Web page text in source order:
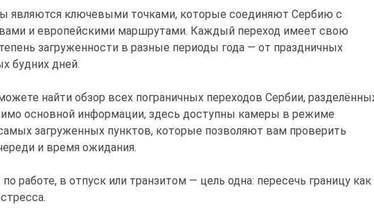
являются ключевыми точками, которые соединяют Сербию с
и европейскими маршрутами. Каждый переход имеет свою
загруженности в разные периоды года — от праздничных
будних дней.
найти обзор всех пограничных переходов Сербии,
основной информации, здесь доступны камеры в режиме
загруженных пунктов, которые позволяют вам проверить
и время ожидания.
работе, в отпуск или транзитом — цель одна: пересечь границу как